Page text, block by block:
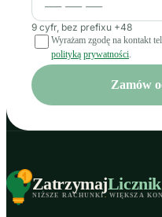
9 cyfr, bez prefixu +48
Wyrażam zgodę na kontakt
polityką prywatności.
Zamów
ZatrzymajLicznik
NIŻSZE RACHUNKI. WIĘKSZA